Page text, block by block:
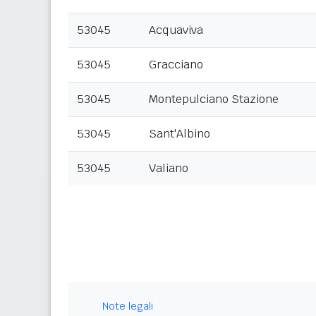
53045 Acquaviva
53045 Gracciano
53045 Montepulciano Stazione
53045 Sant'Albino
53045 Valiano
Note legali